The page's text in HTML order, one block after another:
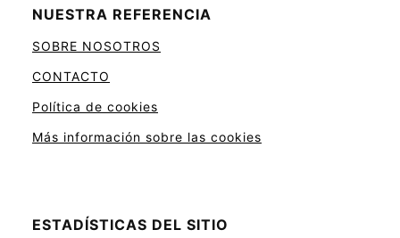
NUESTRA REFERENCIA
SOBRE NOSOTROS
CONTACTO
Política de cookies
Más información sobre las cookies
ESTADÍSTICAS DEL SITIO